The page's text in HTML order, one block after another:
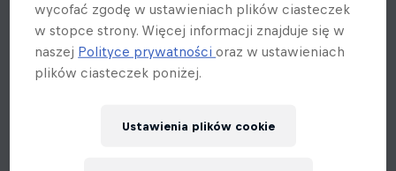
wycofać zgodę w ustawieniach plików ciasteczek
w stopce strony. Więcej informacji znajduje się w
naszej Polityce prywatnościoraz w ustawieniach
plików ciasteczek poniżej.
Ustawienia plików cookie